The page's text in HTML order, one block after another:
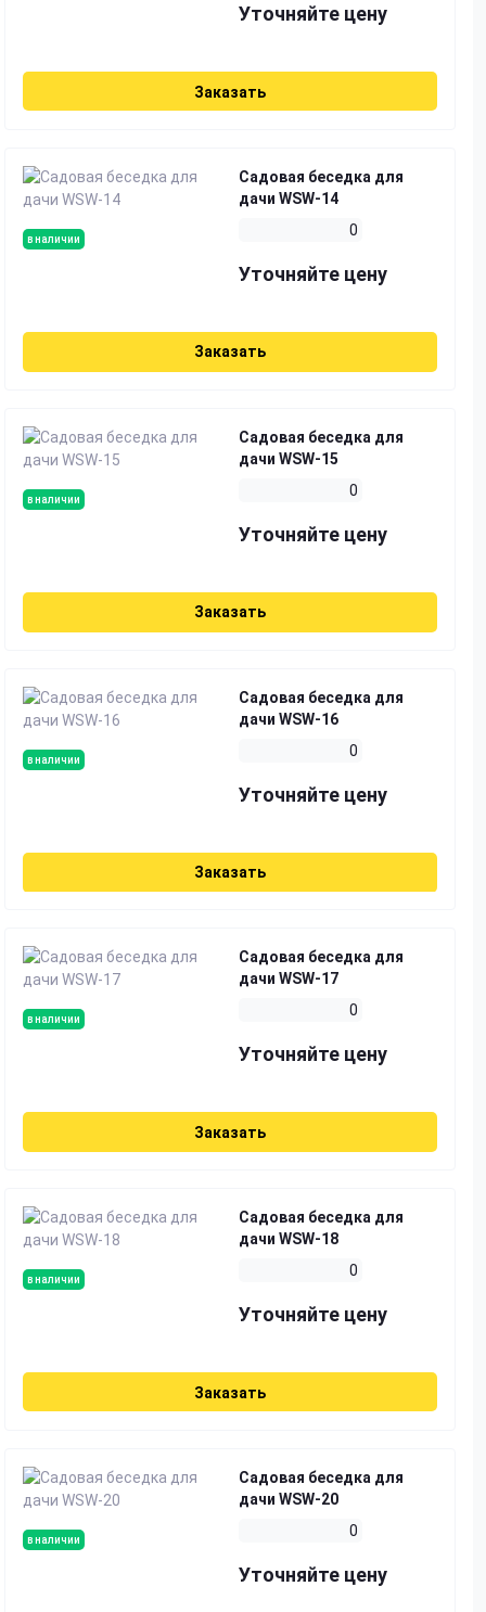
Уточняйте цену
Заказать
в наличии
Садовая беседка для
дачи WSW-14
0
Уточняйте цену
Заказать
в наличии
Садовая беседка для
дачи WSW-15
0
Уточняйте цену
Заказать
в наличии
Садовая беседка для
дачи WSW-16
0
Уточняйте цену
Заказать
в наличии
Садовая беседка для
дачи WSW-17
0
Уточняйте цену
Заказать
в наличии
Садовая беседка для
дачи WSW-18
0
Уточняйте цену
Заказать
в наличии
Садовая беседка для
дачи WSW-20
0
Уточняйте цену